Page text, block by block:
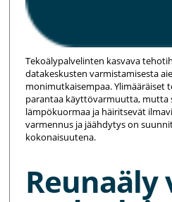
Tekoälypalvelinten kasvava
datakeskusten varmistamisesta
monimutkaisempaa. Ylimääräiset
parantaa käyttövarmuutta, mutta
lämpökuormaa ja häiritsevät
varmennus ja jäähdytys on
kokonaisuutena.
Reunaäly